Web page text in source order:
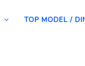
TOP MODEL /